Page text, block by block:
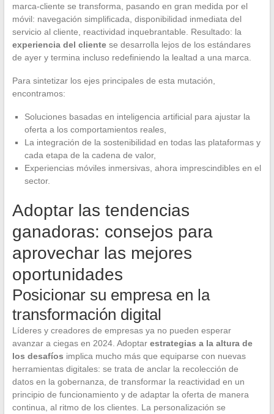
marca-cliente se transforma, pasando en gran medida por el
móvil: navegación simplificada, disponibilidad inmediata del
servicio al cliente, reactividad inquebrantable. Resultado: la
experiencia del clientese desarrolla lejos de los estándares
de ayer y termina incluso redefiniendo la lealtad a una marca.
Para sintetizar los ejes principales de esta mutación,
encontramos:
Soluciones basadas en inteligencia artificial para ajustar la
oferta a los comportamientos reales,
La integración de la sostenibilidad en todas las plataformas y
cada etapa de la cadena de valor,
Experiencias móviles inmersivas, ahora imprescindibles en el
sector.
Adoptar las tendencias
ganadoras: consejos para
aprovechar las mejores
oportunidades
Posicionar su empresa en la
transformación digital
Líderes y creadores de empresas ya no pueden esperar
avanzar a ciegas en 2024. Adoptar estrategias a la altura de
los desafíos implica mucho más que equiparse con nuevas
herramientas digitales: se trata de anclar la recolección de
datos en la gobernanza, de transformar la reactividad en un
principio de funcionamiento y de adaptar la oferta de manera
continua, al ritmo de los clientes. La personalización se